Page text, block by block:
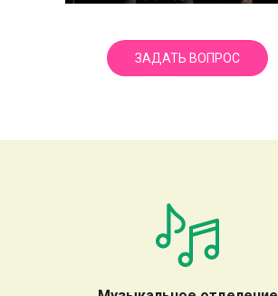
ЗАДАТЬ ВОПРОС